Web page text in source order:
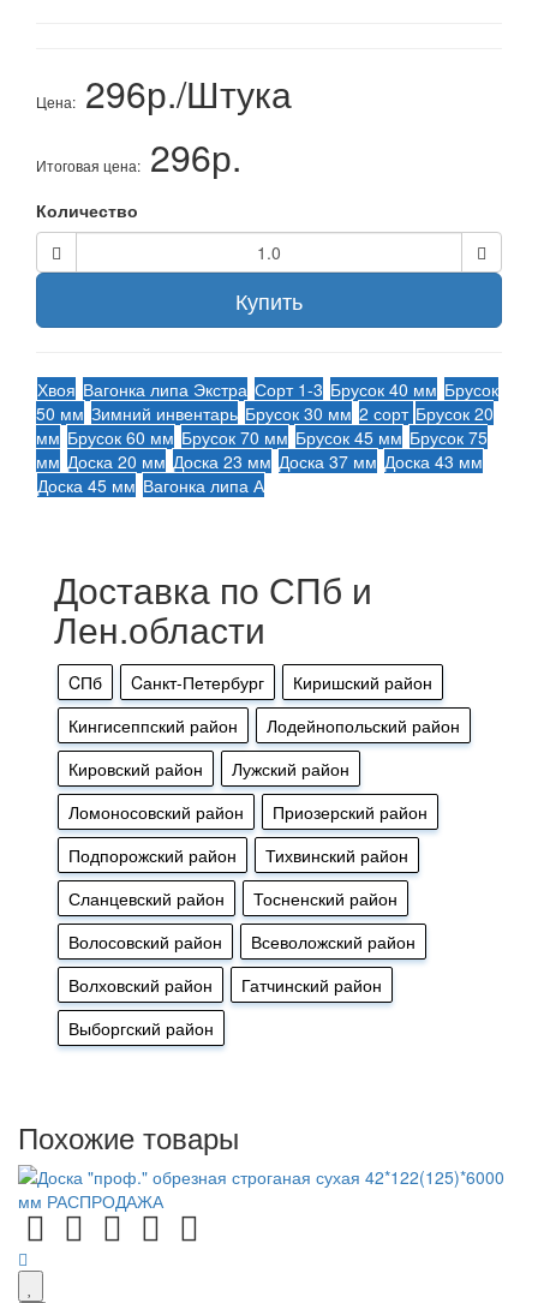
Цена: 296р./Штука
Итоговая цена: 296р.
Количество
Купить
Хвоя Вагонка липа Экстра Сорт 1-3 Брусок 40 мм Брусок
50 мм Зимний инвентарь Брусок 30 мм 2 сорт Брусок 20
мм Брусок 60 мм Брусок 70 мм Брусок 45 мм Брусок 75
мм Доска 20 мм Доска 23 мм Доска 37 мм Доска 43 мм
Доска 45 мм Вагонка липа А
Доставка по СПб и
Лен.области
CПб Cанкт-Петербург
Киришский район
Кингисеппский район
Лодейнопольский район
Кировский район
Лужский район
Ломоносовский район
Приозерский район
Подпорожский район
Тихвинский район
Сланцевский район
Тосненский район
Волосовский район
Всеволожский район
Волховский район
Гатчинский район
Выборгский район
Похожие товары